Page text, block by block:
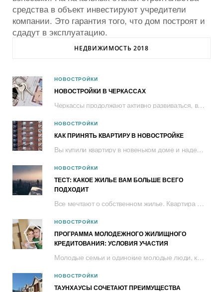
средства в объект инвестируют учредители
компании. Это гарантия того, что дом построят и
сдадут в эксплуатацию.
НЕДВИЖИМОСТЬ 2018
НОВОСТРОЙКИ
НОВОСТРОЙКИ В ЧЕРКАССАХ
Черкассы продолжают активно развиваться, в том числе и в контексте рынка жилья. За...
НОВОСТРОЙКИ
КАК ПРИНЯТЬ КВАРТИРУ В НОВОСТРОЙКЕ
Вы купили квартиру в новеньком доме и надеетесь, что строители хорошо постарались....
НОВОСТРОЙКИ
ТЕСТ: КАКОЕ ЖИЛЬЕ ВАМ БОЛЬШЕ ВСЕГО
ПОДХОДИТ
Все мечтают о собственном жилье. Квартира с красивым видом в центре или спальном...
НОВОСТРОЙКИ
ПРОГРАММА МОЛОДЕЖНОГО ЖИЛИЩНОГО
КРЕДИТОВАНИЯ: УСЛОВИЯ УЧАСТИЯ
Молодые семьи и одинокие молодые люди, которые нуждаются в улучшении жилищных условий,...
НОВОСТРОЙКИ
ТАУНХАУСЫ СОЧЕТАЮТ ПРЕИМУЩЕСТВА